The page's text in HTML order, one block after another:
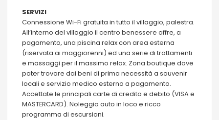
SERVIZI
Connessione Wi-Fi gratuita in tutto il villaggio, palestra.
All’interno del villaggio il centro benessere offre, a
pagamento, una piscina relax con area esterna
(riservata ai maggiorenni) ed una serie di trattamenti
e massaggi per il massimo relax. Zona boutique dove
poter trovare dai beni di prima necessità a souvenir
locali e servizio medico esterno a pagamento.
Accettate le principali carte di credito e debito (VISA e
MASTERCARD). Noleggio auto in loco e ricco
programma di escursioni.